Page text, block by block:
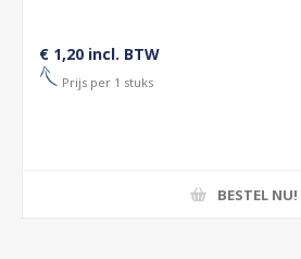
€ 1,20 incl. BTW
Prijs per 1 stuks
BESTEL NU!